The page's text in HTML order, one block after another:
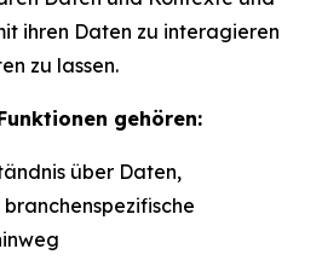
ihren Daten zu interagieren
zu lassen.
gehören:
über Daten,